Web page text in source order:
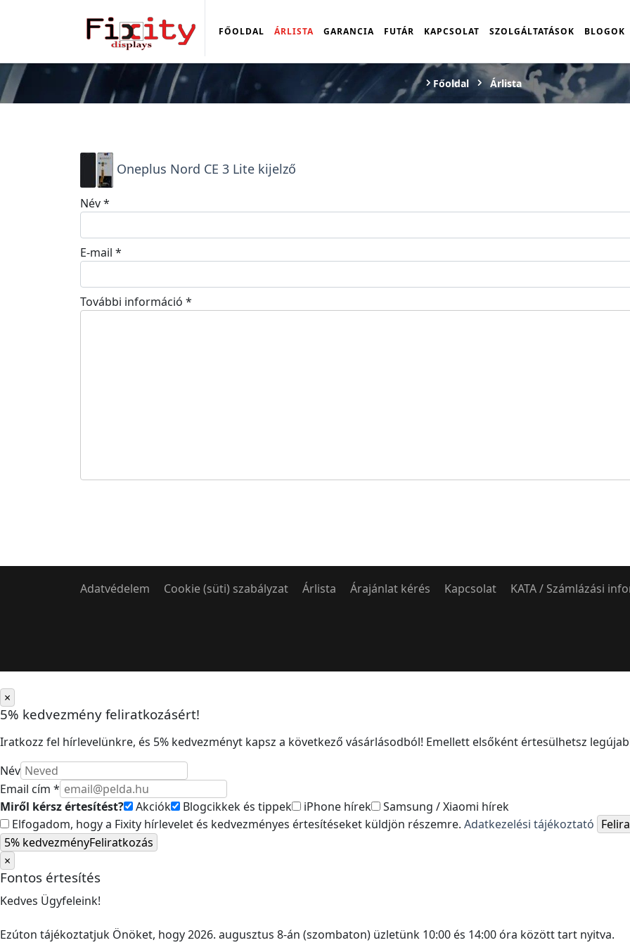
FŐOLDAL ÁRLISTA GARANCIA FUTÁR KAPCSOLAT SZOLGÁLTATÁSOK BLOGOK
Főoldal Árlista
Oneplus Nord CE 3 Lite kijelző
Név*
E-mail *
További információ *
Adatvédelem Cookie (süti) szabályzat Árlista Árajánlat kérés Kapcsolat KATA / Számlázási
×
5% kedvezmény feliratkozásért!
Iratkozz fel hírlevelünkre, és 5% kedvezményt kapsz a következő vásárlásodból! Emellett elsőként értesülhetsz
Név
Email cím *
Miről kérsz értesítést?
Akciók Blogcikkek és tippek iPhone hírek
Samsung / Xiaomi hírek
Elfogadom, hogy a Fixity hírlevelet és kedvezményes értesítéseket küldjön részemre. Adatkezelési tájékoztató
5% kedvezményFeliratkozás
×
Fontos értesítés
Kedves Ügyfeleink!
Ezúton tájékoztatjuk Önöket, hogy 2026. augusztus 8-án (szombaton) üzletünk 10:00 és 14:00 óra között tart nyitva.